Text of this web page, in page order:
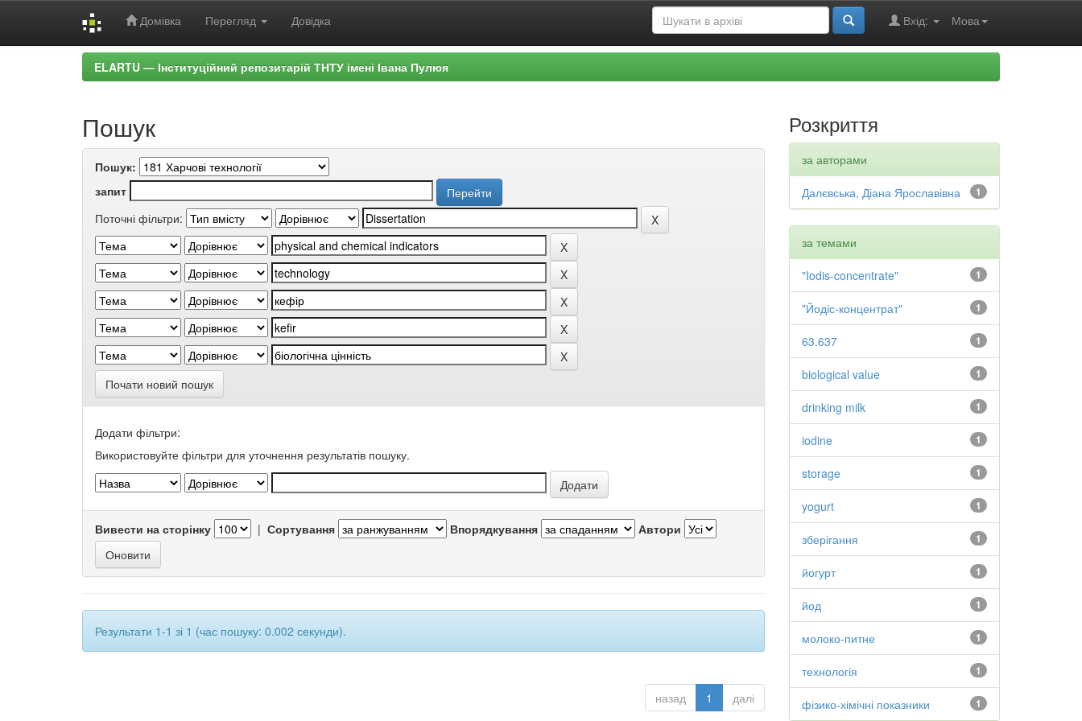
Домівка Перегляд Довідка Мова
Вхід:
ELARTU — Інституційний репозитарій ТНТУ імені Івана Пулюя
Пошук
Пошук:
запит
Поточні фільтри:
Почати новий пошук
Додати фільтри:
Використовуйте фільтри для уточнення результатів пошуку.
Вивести на сторінку | Сортування Впорядкування Автори
Результати 1-1 зі 1 (час пошуку: 0.002 секунди).
назад 1 далі
Розкриття
за авторами
1
Далєвська, Діана Ярославівна
за темами
1
"Iodis-concentrate"
1
"Йодіс-концентрат"
1
63.637
1
biological value
1
drinking milk
1
iodine
1
storage
1
yogurt
1
зберігання
1
йогурт
1
йод
1
молоко-питне
1
технологія
1
фізико-хімічні показники